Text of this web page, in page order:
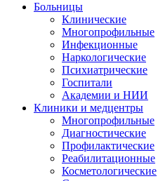
Больницы
Клинические
Многопрофильные
Инфекционные
Наркологические
Психиатрические
Госпитали
Академии и НИИ
Клиники и медцентры
Многопрофильные
Диагностические
Профилактические
Реабилитационные
Косметологические